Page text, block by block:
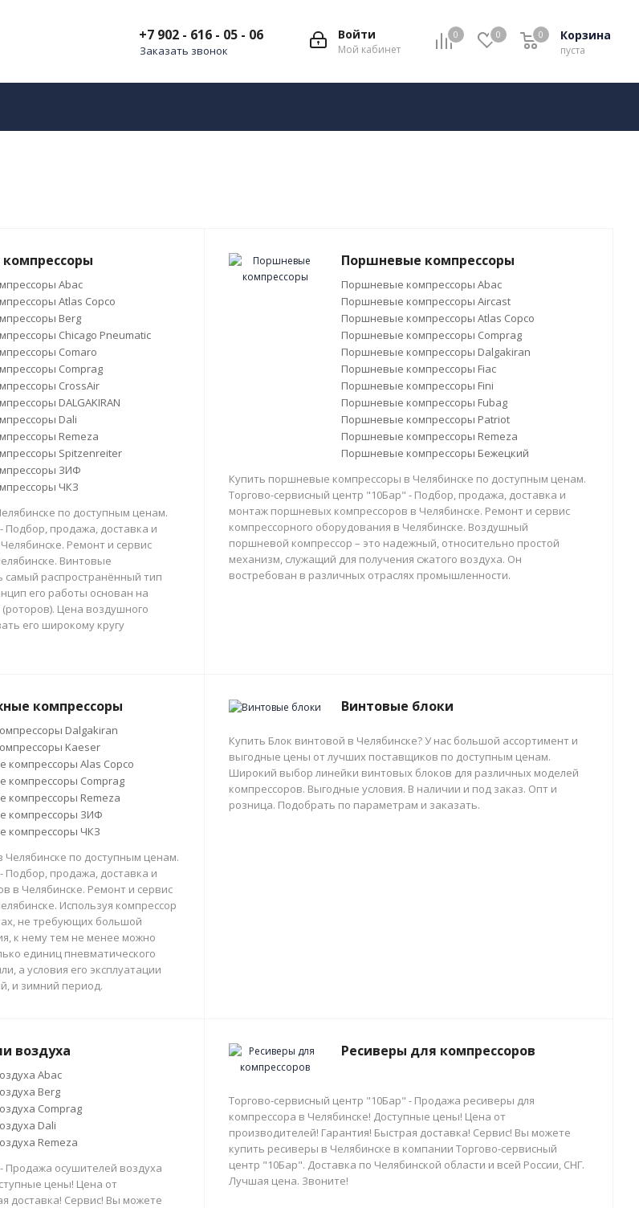
0 0 Корзина
пуста
0
Войти
Мой кабинет
+7 902 - 616 - 05 - 06
Заказать звонок
Abac
Atlas Copco
Berg
Chicago Pneumatic
Comaro
Comprag
CrossAir
DALGAKIRAN
Dali
Remeza
Spitzenreiter
ЗИФ
ЧКЗ
по доступным ценам.
Подбор, продажа, доставка и
Ремонт и сервис
Винтовые
самый распространённый тип
его работы основан на
Цена воздушного
его широкому кругу
Поршневые компрессоры
Поршневые компрессоры Abac
Поршневые компрессоры Aircast
Поршневые компрессоры Atlas Copco
Поршневые компрессоры Comprag
Поршневые компрессоры Dalgakiran
Поршневые компрессоры Fiac
Поршневые компрессоры Fini
Поршневые компрессоры Fubag
Поршневые компрессоры Patriot
Поршневые компрессоры Remeza
Поршневые компрессоры Бежецкий
Купить поршневые компрессоры в Челябинске по доступным ценам.
Торгово-сервисный центр "10Бар" - Подбор, продажа, доставка и
монтаж поршневых компрессоров в Челябинске. Ремонт и сервис
компрессорного оборудования в Челябинске. Воздушный
поршневой компрессор – это надежный, относительно простой
механизм, служащий для получения сжатого воздуха. Он
востребован в различных отраслях промышленности.
компрессоры
Dalgakiran
Kaeser
компрессоры Alas Copco
компрессоры Comprag
компрессоры Remeza
компрессоры ЗИФ
компрессоры ЧКЗ
по доступным ценам.
Подбор, продажа, доставка и
в Челябинске. Ремонт и сервис
Используя компрессор
не требующих большой
к нему тем не менее можно
единиц пневматического
а условия его эксплуатации
и зимний период.
Винтовые блоки
Купить Блок винтовой в Челябинске? У нас большой ассортимент и
выгодные цены от лучших поставщиков по доступным ценам.
Широкий выбор линейки винтовых блоков для различных моделей
компрессоров. Выгодные условия. В наличии и под заказ. Опт и
розница. Подобрать по параметрам и заказать.
воздуха
Abac
Berg
Comprag
Dali
Remeza
Продажа осушителей воздуха
цены! Цена от
доставка! Сервис! Вы можете
Ресиверы для компрессоров
Торгово-сервисный центр "10Бар" - Продажа ресиверы для
компрессора в Челябинске! Доступные цены! Цена от
производителей! Гарантия! Быстрая доставка! Сервис! Вы можете
купить ресиверы в Челябинске в компании Торгово-сервисный
центр "10Бар". Доставка по Челябинской области и всей России, СНГ.
Лучшая цена. Звоните!